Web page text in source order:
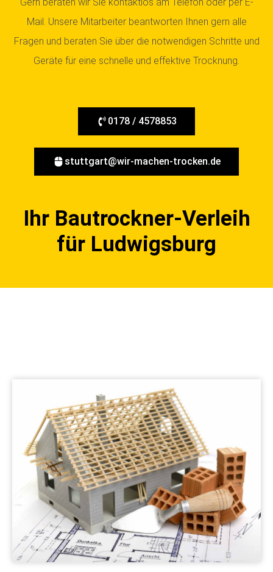
Mail. Unsere Mitarbeiter beantworten Ihnen gern alle
Fragen und beraten Sie über die notwendigen Schritte und
Geräte für eine schnelle und effektive Trocknung.
0178 / 4578853
stuttgart@wir-machen-trocken.de
Ihr Bautrockner-Verleih
für Ludwigsburg